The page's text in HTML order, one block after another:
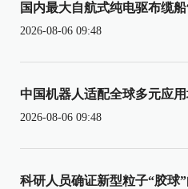
国内最大自航式纯电驱布缆
2026-08-06 09:48
中国机器人适配全球多元应
2026-08-06 09:48
科研人员确证新型粒子“胶球